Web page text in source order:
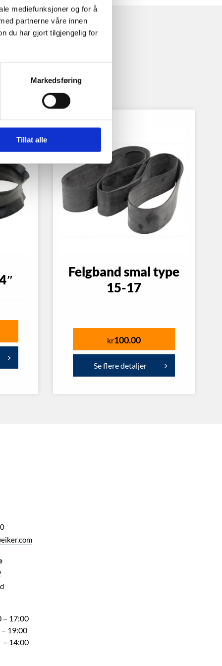
mediefunksjoner og for å
partnerne våre innen
du har gjort tilgjengelig for
Markedsføring
Tillat alle
Felgband smal type
15-17
kr100.00
Se flere detaljer
– 17:00
– 19:00
14:00